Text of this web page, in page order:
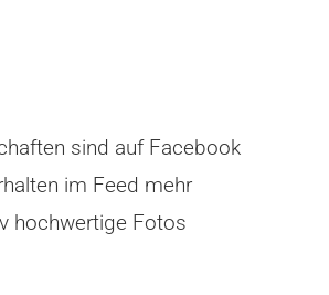
sind auf Facebook
im Feed mehr
hochwertige Fotos